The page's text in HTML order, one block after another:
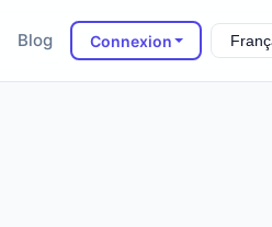
Blog Connexion